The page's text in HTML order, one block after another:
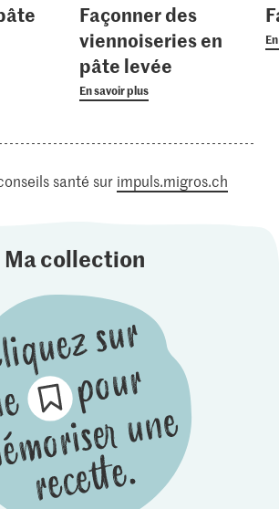
Façonner des
viennoiseries en
pâte levée
En savoir plus
santé sur impuls.migros.ch
Ma collection